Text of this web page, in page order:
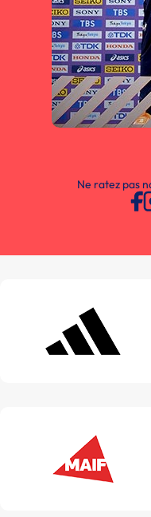
Ne ratez pas